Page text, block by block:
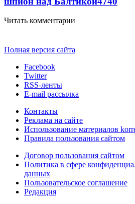
Читать комментарии
Полная версия сайта
Facebook
Twitter
RSS-ленты
E-mail рассылка
Контакты
Реклама на сайте
Использование материалов
Правила пользования сайтом
Договор пользования сайтом
Политика в сфере
данных
Пользовательское соглашение
Редакция